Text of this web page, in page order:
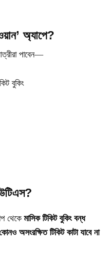
অ্যাপে?
পাবেন—
বুকিং
থেকেমাসিক টিকিট বুকিং বন্ধ
অসংরক্ষিত টিকিট কাটা যাবে না